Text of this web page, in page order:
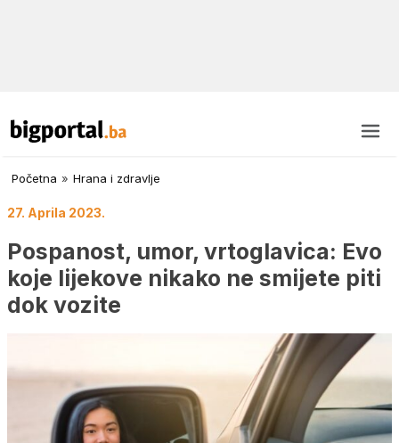
Početna » Hrana i zdravlje
27. Aprila 2023.
Pospanost, umor, vrtoglavica: Evo
koje lijekove nikako ne smijete piti
dok vozite